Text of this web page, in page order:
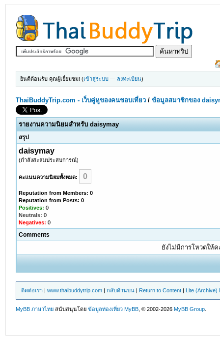
ยินดีต้อนรับ คุณผู้เยี่ยมชม! (เข้าสู่ระบบ — ลงทะเบียน)
ThaiBuddyTrip.com - เว็บคู่หูของคนชอบเที่ยว /ข้อมูลสมาชิกของ
รายงานความนิยมสำหรับ daisymay
สรุป
daisymay
(กำลังสะสมประสบการณ์)
คะแนนความนิยมทั้งหมด: 0
Reputation from Members: 0
Reputation from Posts: 0
Positives: 0
Neutrals: 0
Negatives: 0
Comments
ยังไม่มีการโหวตให้
ติดต่อเรา |www.thaibuddytrip.com |กลับด้านบน | Return to Content | Lite (Archive)
MyBB ภาษาไทย สนับสนุนโดยข้อมูลท่องเที่ยว MyBB , © 2002-2026MyBB Group